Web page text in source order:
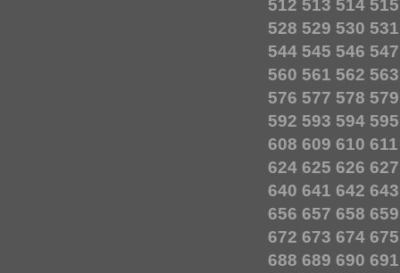
512 513 514 515
528 529 530 531
544 545 546 547
560 561 562 563
576 577 578 579
592 593 594 595
608 609 610 611
624 625 626 627
640 641 642 643
656 657 658 659
672 673 674 675
688 689 690 691